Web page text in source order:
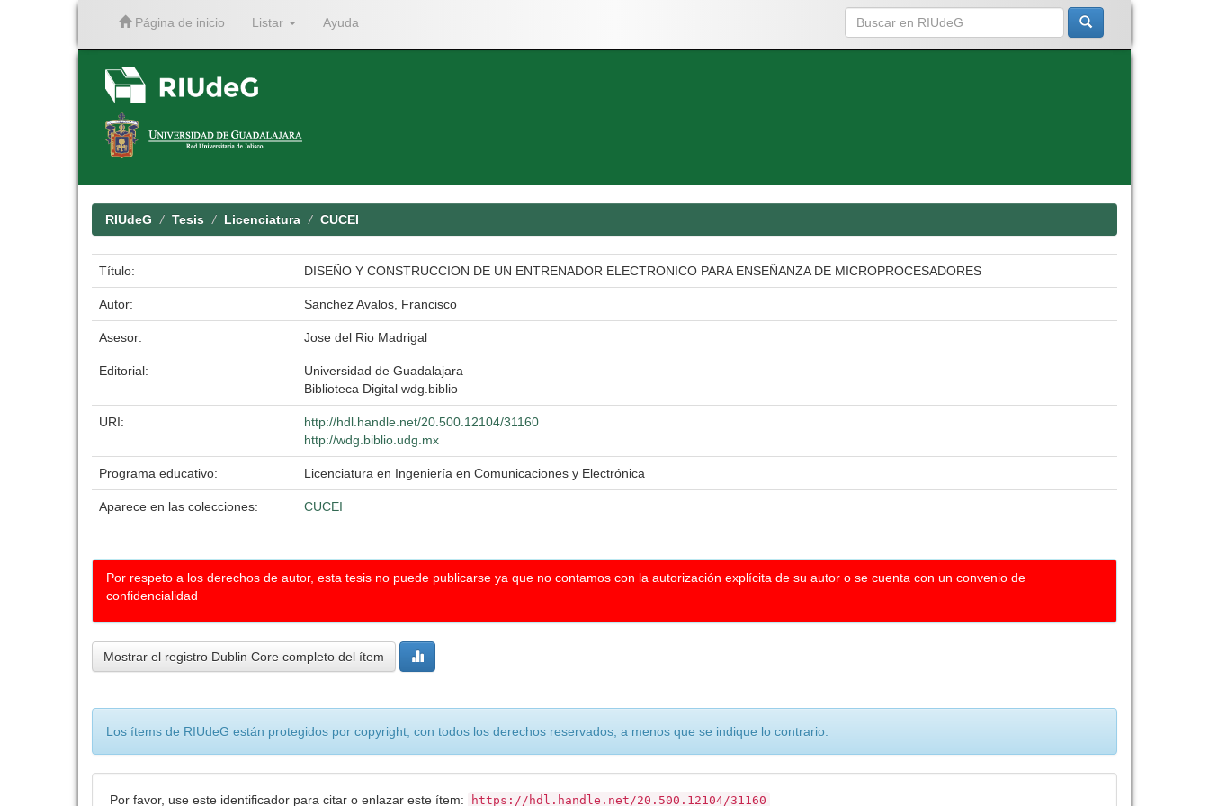
Página de inicio Listar Ayuda
RIUdeG Tesis Licenciatura CUCEI
Título: DISEÑO Y CONSTRUCCION DE UN ENTRENADOR ELECTRONICO PARA ENSEÑANZA DE MICROPROCESADORES
Autor: Sanchez Avalos, Francisco
Asesor: Jose del Rio Madrigal
Editorial:
Universidad de Guadalajara
Biblioteca Digital wdg.biblio
URI:
http://hdl.handle.net/20.500.12104/31160
http://wdg.biblio.udg.mx
Programa educativo: Licenciatura en Ingeniería en Comunicaciones y Electrónica
Aparece en las colecciones: CUCEI
Por respeto a los derechos de autor, esta tesis no puede publicarse ya que no contamos con la autorización explícita de su autor o se cuenta con un convenio de
confidencialidad
Mostrar el registro Dublin Core completo del ítem
Los ítems de RIUdeG están protegidos por copyright, con todos los derechos reservados, a menos que se indique lo contrario.
Por favor, use este identificador para citar o enlazar este ítem: https://hdl.handle.net/20.500.12104/31160